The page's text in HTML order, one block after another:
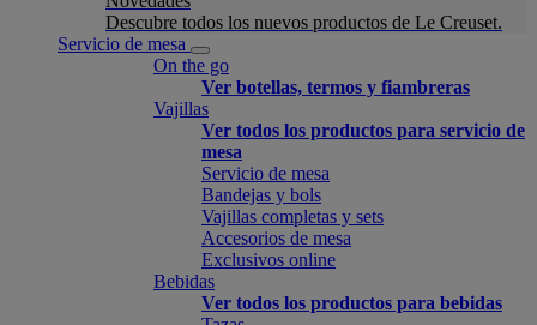
Descubre todos los nuevos productos de Le Creuset.
Servicio de mesa
On the go
Ver botellas, termos y fiambreras
Vajillas
Ver todos los productos para servicio de
mesa
Servicio de mesa
Bandejas y bols
Vajillas completas y sets
Accesorios de mesa
Exclusivos online
Bebidas
Ver todos los productos para bebidas